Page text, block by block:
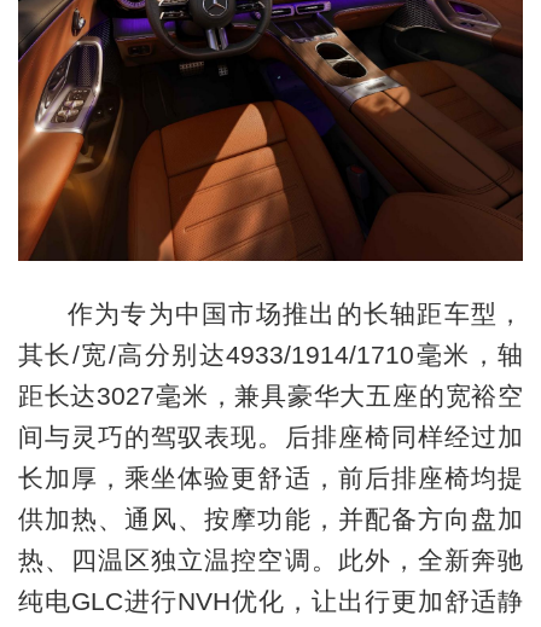
作为专为中国市场推出的长轴距车型，
其长/宽/高分别达4933/1914/1710毫米，轴
距长达3027毫米，兼具豪华大五座的宽裕空
间与灵巧的驾驭表现。后排座椅同样经过加
长加厚，乘坐体验更舒适，前后排座椅均提
供加热、通风、按摩功能，并配备方向盘加
热、四温区独立温控空调。此外，全新奔驰
纯电GLC进行NVH优化，让出行更加舒适静